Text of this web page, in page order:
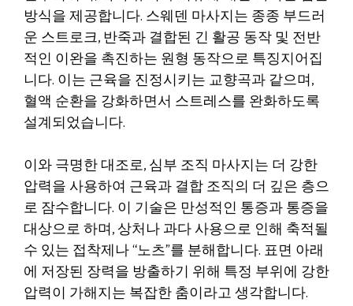
방식을 제공합니다. 스웨덴 마사지는 종종 부드러
운 스트로크, 반죽과 결합된 긴 활공 동작 및 전반
적인 이완을 촉진하는 원형 동작으로 특징지어집
니다. 이는 근육을 진정시키는 교향곡과 같으며,
혈액 순환을 강화하면서 스트레스를 완화하도록
설계되었습니다.
이와 극명한 대조로, 심부 조직 마사지는 더 강한
압력을 사용하여 근육과 결합 조직의 더 깊은 층으
로 잠수합니다. 이 기술은 만성적인 통증과 통증을
대상으로 하며, 상처나 과다 사용으로 인해 축적될
수 있는 접착제나 “노츠”를 분해합니다. 표면 아래
에 저장된 장력을 방출하기 위해 특정 부위에 강한
압력이 가해지는 복잡한 춤이라고 생각합니다.